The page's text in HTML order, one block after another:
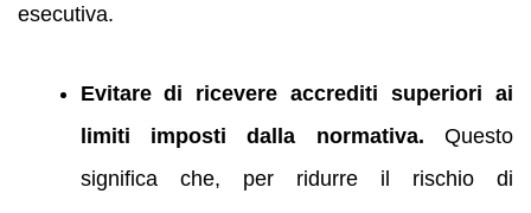
esecutiva.
Evitare di ricevere accrediti superiori ai
limiti imposti dalla normativa. Questo
significa che, per ridurre il rischio di